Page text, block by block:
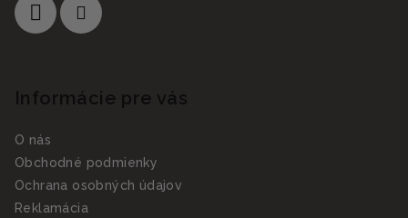
Informácie pre vás
O nás
Obchodné podmienky
Ochrana osobných údajov
Reklamácia